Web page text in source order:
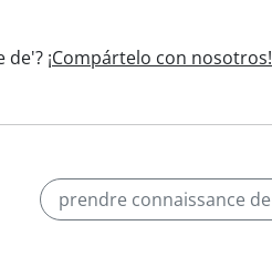
de'? ¡Compártelo con nosotros!
prendre connaissance